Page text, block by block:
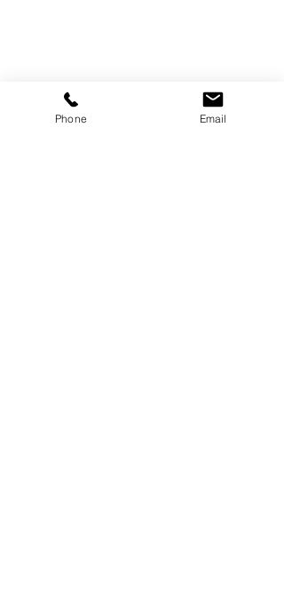
Phone Email